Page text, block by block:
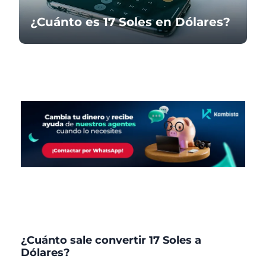
¿Cuánto es 17 Soles en Dólares?
¿Cuánto sale convertir 17 Soles a
Dólares?